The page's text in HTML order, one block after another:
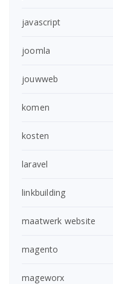
javascript
joomla
jouwweb
komen
kosten
laravel
linkbuilding
maatwerk website
magento
mageworx